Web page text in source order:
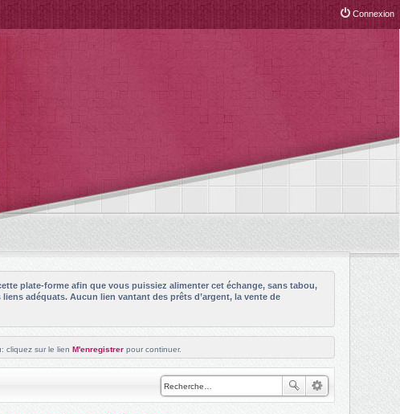
Connexion
plate-forme afin que vous puissiez alimenter cet échange, sans tabou,
adéquats. Aucun lien vantant des prêts d’argent, la vente de
cliquez sur le lien M'enregistrer pour continuer.